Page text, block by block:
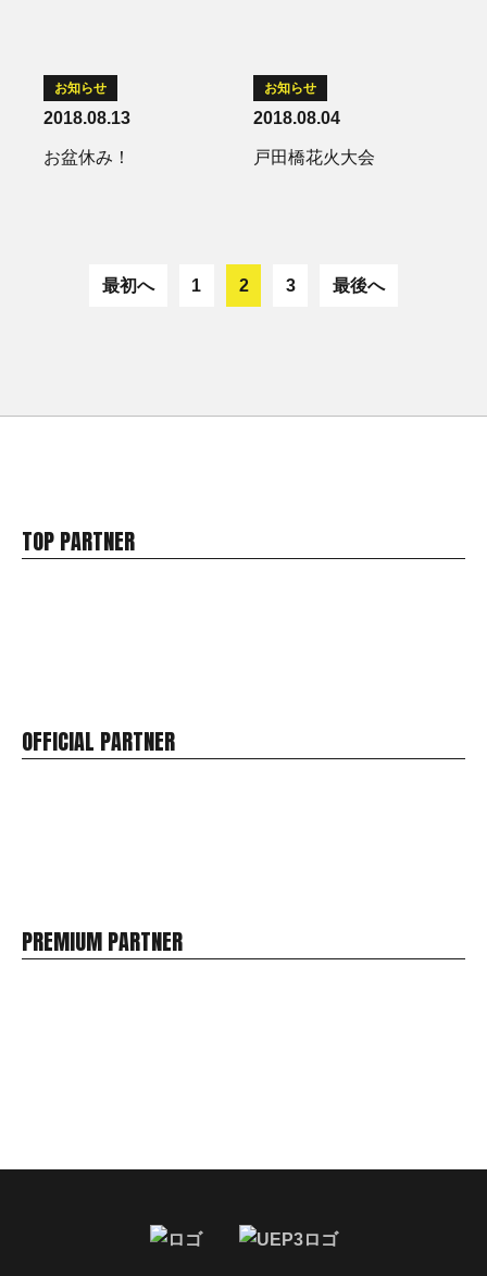
お知らせ
2018.08.13
お盆休み！
お知らせ
2018.08.04
戸田橋花火大会
最初へ 1 2 3 最後へ
TOP PARTNER
OFFICIAL PARTNER
PREMIUM PARTNER